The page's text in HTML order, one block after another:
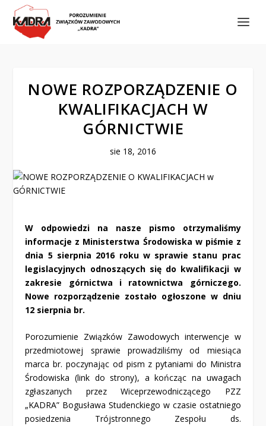
NOWE ROZPORZĄDZENIE O
KWALIFIKACJACH W
GÓRNICTWIE
sie 18, 2016
W odpowiedzi na nasze pismo otrzymaliśmy
informacje z Ministerstwa Środowiska w piśmie z
dnia 5 sierpnia 2016 roku w sprawie stanu prac
legislacyjnych odnoszących się do kwalifikacji w
zakresie górnictwa i ratownictwa górniczego.
Nowe rozporządzenie zostało ogłoszone w dniu
12 sierpnia br.
Porozumienie Związków Zawodowych interwencje w
przedmiotowej sprawie prowadziliśmy od miesiąca
marca br. poczynając od pism z pytaniami do Ministra
Środowiska (link do strony), a kończąc na uwagach
zgłaszanych przez Wiceprzewodniczącego PZZ
„KADRA” Bogusława Studenckiego w czasie ostatniego
posiedzenia Trójstronnego Zespołu ds.